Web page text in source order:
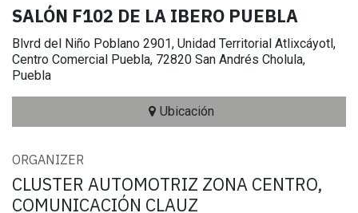
SALÓN F102 DE LA IBERO PUEBLA
Blvrd del Niño Poblano 2901, Unidad Territorial Atlixcáyotl,
Centro Comercial Puebla, 72820 San Andrés Cholula,
Puebla
Ubicación
ORGANIZER
CLUSTER AUTOMOTRIZ ZONA CENTRO,
COMUNICACIÓN CLAUZ